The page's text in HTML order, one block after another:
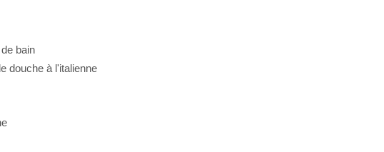
bain
douche à l'italienne